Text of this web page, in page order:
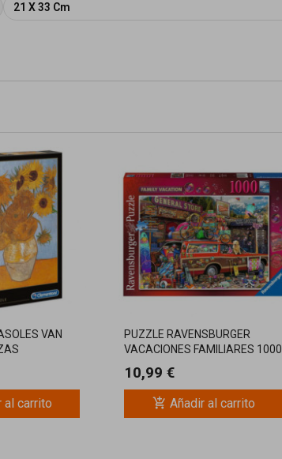
21 X 33 Cm
VAN
al carrito
PUZZLE RAVENSBURGER
VACACIONES FAMILIARES 1000
10,99 €
add_shopping_cart Añadir al carrito